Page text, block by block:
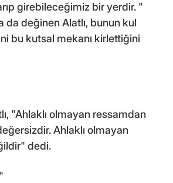
girebileceğimiz bir yerdir. "
da değinen Alatlı, bunun kul
bu kutsal mekanı kirlettiğini
"Ahlaklı olmayan ressamdan
Ahlaklı olmayan
dedi.